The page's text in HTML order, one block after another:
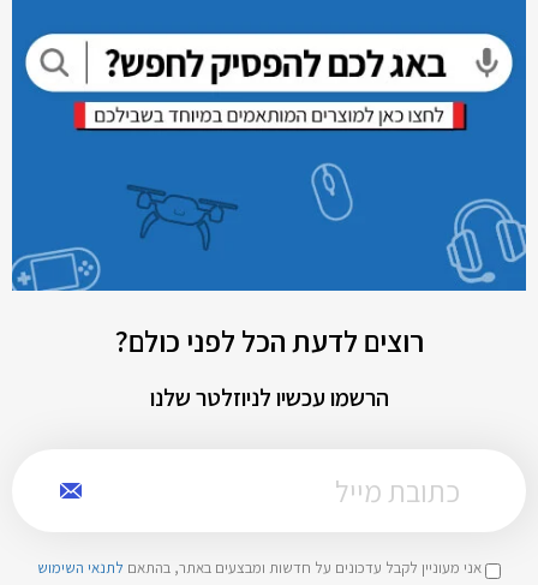
רוצים לדעת הכל לפני כולם?
הרשמו עכשיו לניוזלטר שלנו
אני מעוניין לקבל עדכונים על חדשות ומבצעים באתר, בהתאם לתנאי השימוש